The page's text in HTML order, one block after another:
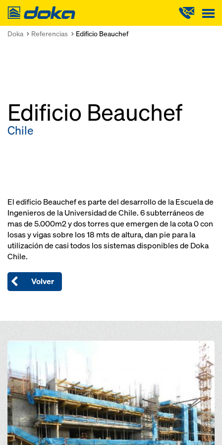
Doka
Doka Referencias Edificio Beauchef
Edificio Beauchef
Chile
El edificio Beauchef es parte del desarrollo de la Escuela de
Ingenieros de la Universidad de Chile. 6 subterráneos de
mas de 5.000m2 y dos torres que emergen de la cota 0 con
losas y vigas sobre los 18 mts de altura, dan pie para la
utilización de casi todos los sistemas disponibles de Doka
Chile.
Volver